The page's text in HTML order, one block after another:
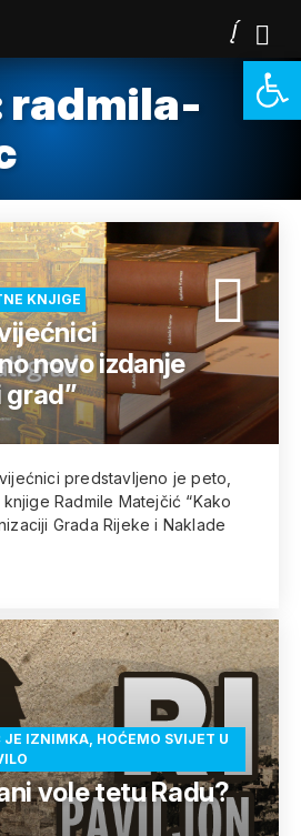
radmila-
KNJIGE
novo izdanje
predstavljeno je peto,
Radmile Matejčić “Kako
Grada Rijeke i Naklade
IZNIMKA, HOĆEMO SVIJET U
vole tetu Radu?